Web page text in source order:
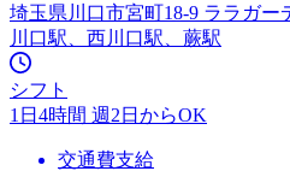
埼玉県川口市宮町18-9 ララガー
川口駅、西川口駅、蕨駅
シフト
1日4時間 週2日からOK
交通費支給